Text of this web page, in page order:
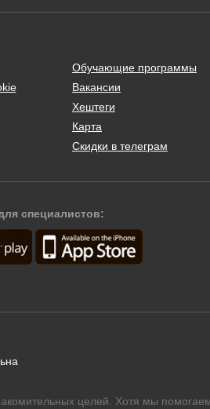
Обучающие программы
Вакансии
Хештеги
Карта
Скидки в телеграм
специалистов:
целей. Хотя мы